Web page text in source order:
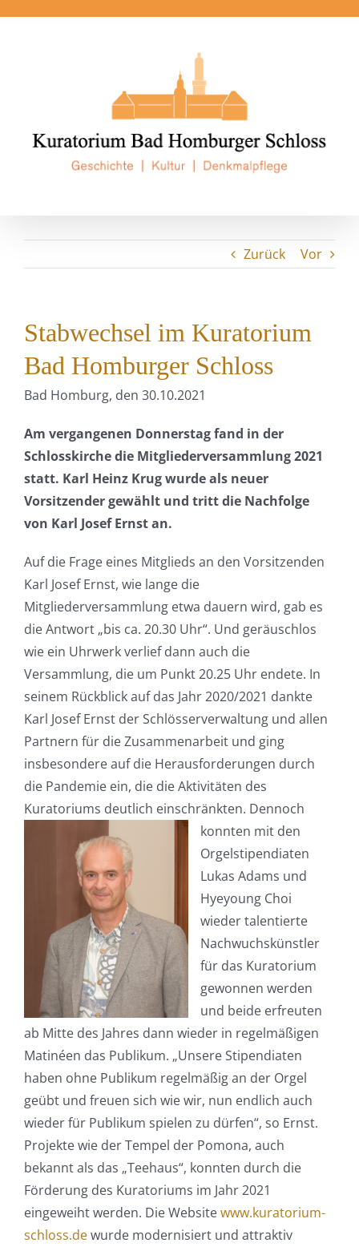
Zurück Vor
Stabwechsel im Kuratorium
Bad Homburger Schloss
Bad Homburg, den 30.10.2021
Am vergangenen Donnerstag fand in der
Schlosskirche die Mitgliederversammlung 2021
statt. Karl Heinz Krug wurde als neuer
Vorsitzender gewählt und tritt die Nachfolge
von Karl Josef Ernst an.
Auf die Frage eines Mitglieds an den Vorsitzenden
Karl Josef Ernst, wie lange die
Mitgliederversammlung etwa dauern wird, gab es
die Antwort „bis ca. 20.30 Uhr“. Und geräuschlos
wie ein Uhrwerk verlief dann auch die
Versammlung, die um Punkt 20.25 Uhr endete. In
seinem Rückblick auf das Jahr 2020/2021 dankte
Karl Josef Ernst der Schlösserverwaltung und allen
Partnern für die Zusammenarbeit und ging
insbesondere auf die Herausforderungen durch
die Pandemie ein, die die Aktivitäten des
Kuratoriums deutlich einschränkten. Dennoch
konnten mit den
Orgelstipendiaten
Lukas Adams und
Hyeyoung Choi
wieder talentierte
Nachwuchskünstler
für das Kuratorium
gewonnen werden
und beide erfreuten
ab Mitte des Jahres dann wieder in regelmäßigen
Matinéen das Publikum. „Unsere Stipendiaten
haben ohne Publikum regelmäßig an der Orgel
geübt und freuen sich wie wir, nun endlich auch
wieder für Publikum spielen zu dürfen“, so Ernst.
Projekte wie der Tempel der Pomona, auch
bekannt als das „Teehaus“, konnten durch die
Förderung des Kuratoriums im Jahr 2021
eingeweiht werden. Die Websitewww.kuratorium-
schloss.dewurde modernisiert und attraktiv